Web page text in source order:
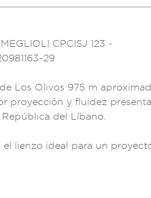
MEGLIOLI CPCISJ 123 -
29
de Los Olivos 975 m
proyección y fluidez
Repúb lica del Líbano.
el lienzo ideal para un